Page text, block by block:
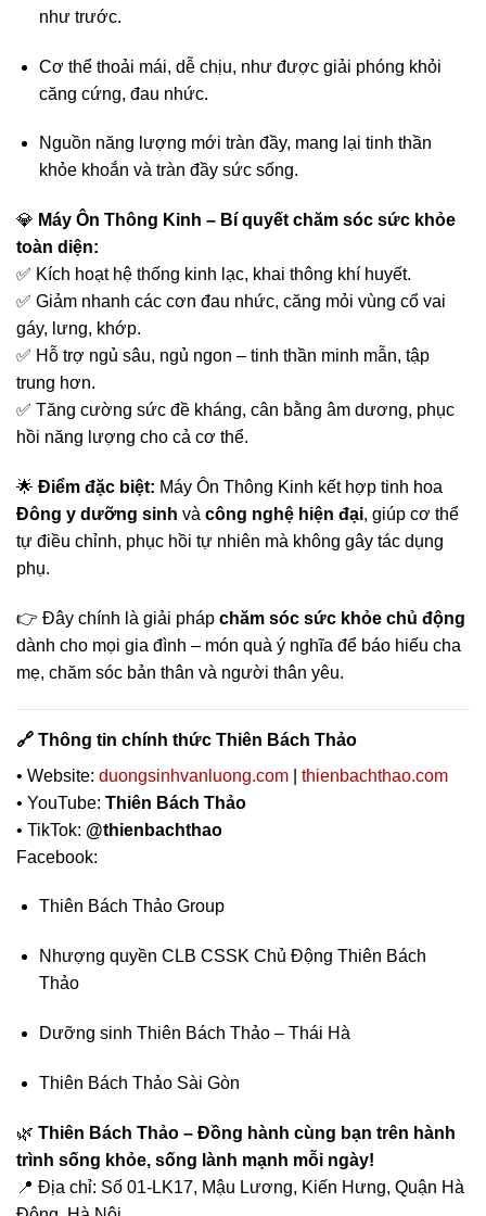
như trước.
Cơ thể thoải mái, dễ chịu, như được giải phóng khỏi
căng cứng, đau nhức.
Nguồn năng lượng mới tràn đầy, mang lại tinh thần
khỏe khoắn và tràn đầy sức sống.
💎 Máy Ôn Thông Kinh – Bí quyết chăm sóc sức khỏe
toàn diện:
✅ Kích hoạt hệ thống kinh lạc, khai thông khí huyết.
✅ Giảm nhanh các cơn đau nhức, căng mỏi vùng cổ vai
gáy, lưng, khớp.
✅ Hỗ trợ ngủ sâu, ngủ ngon – tinh thần minh mẫn, tập
trung hơn.
✅ Tăng cường sức đề kháng, cân bằng âm dương, phục
hồi năng lượng cho cả cơ thể.
🌟 Điểm đặc biệt: Máy Ôn Thông Kinh kết hợp tinh hoa
Đông y dưỡng sinh và công nghệ hiện đại, giúp cơ thể
tự điều chỉnh, phục hồi tự nhiên mà không gây tác dụng
phụ.
👉 Đây chính là giải pháp chăm sóc sức khỏe chủ động
dành cho mọi gia đình – món quà ý nghĩa để báo hiếu cha
mẹ, chăm sóc bản thân và người thân yêu.
🔗 Thông tin chính thức Thiên Bách Thảo
• Website: duongsinhvanluong.com
thienbachthao.com
• YouTube: Thiên Bách Thảo
• TikTok: @thienbachthao
Facebook:
Thiên Bách Thảo Group
Nhượng quyền CLB CSSK Chủ Động Thiên Bách
Thảo
Dưỡng sinh Thiên Bách Thảo – Thái Hà
Thiên Bách Thảo Sài Gòn
🌿 Thiên Bách Thảo – Đồng hành cùng bạn trên hành
trình sống khỏe, sống lành mạnh mỗi ngày!
📍 Địa chỉ: Số 01-LK17, Mậu Lương, Kiến Hưng, Quận Hà